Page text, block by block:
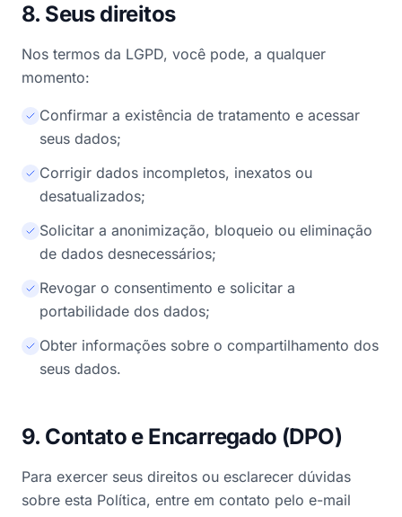
8. Seus direitos
Nos termos da LGPD, você pode, a qualquer
momento:
Confirmar a existência de tratamento e acessar
seus dados;
Corrigir dados incompletos, inexatos ou
desatualizados;
Solicitar a anonimização, bloqueio ou eliminação
de dados desnecessários;
Revogar o consentimento e solicitar a
portabilidade dos dados;
Obter informações sobre o compartilhamento dos
seus dados.
9. Contato e Encarregado (DPO)
Para exercer seus direitos ou esclarecer dúvidas
sobre esta Política, entre em contato pelo e-mail